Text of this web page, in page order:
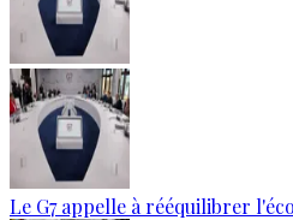
Le G7 appelle à rééquilibrer